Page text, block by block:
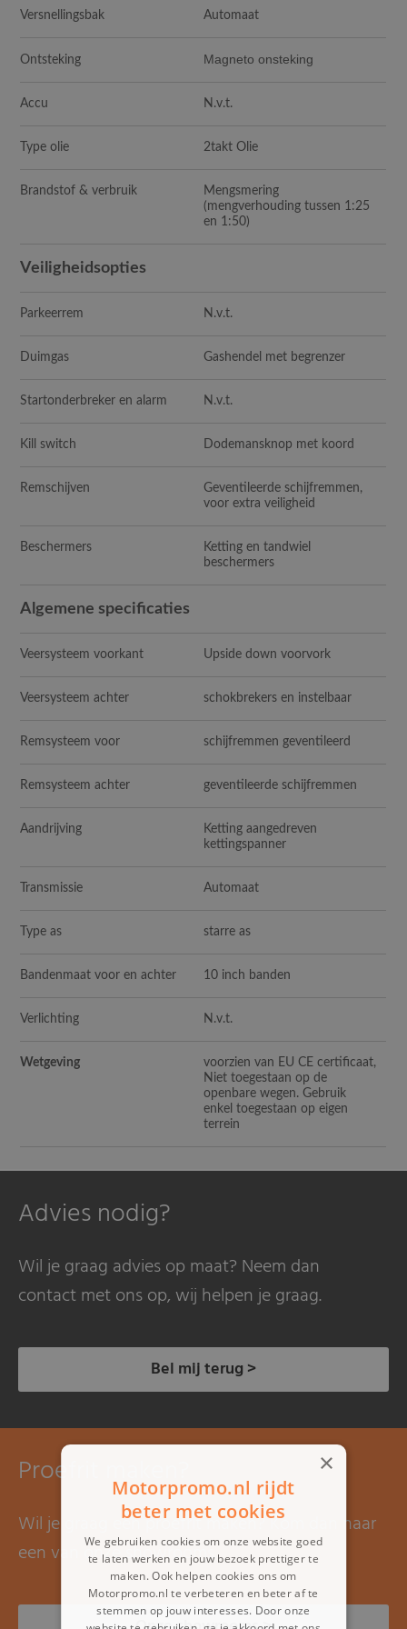
Versnellingsbak Automaat
Ontsteking Magneto onsteking
Accu N.v.t.
Type olie 2takt Olie
Brandstof & verbruik
Mengsmering
(mengverhouding tussen 1:25
en 1:50)
Veiligheidsopties
Parkeerrem N.v.t.
Duimgas Gashendel met begrenzer
Startonderbreker en alarm N.v.t.
Kill switch Dodemansknop met koord
Remschijven
Geventileerde schijfremmen,
voor extra veiligheid
Beschermers
Ketting en tandwiel
beschermers
Algemene specificaties
Veersysteem voorkant Upside down voorvork
Veersysteem achter schokbrekers en instelbaar
Remsysteem voor schijfremmen geventileerd
Remsysteem achter geventileerde schijfremmen
Aandrijving
Ketting aangedreven
kettingspanner
Transmissie Automaat
Type as starre as
Bandenmaat voor en achter 10 inch banden
Verlichting N.v.t.
Wetgeving
voorzien van EU CE certificaat,
Niet toegestaan op de
openbare wegen. Gebruik
enkel toegestaan op eigen
terrein
Advies nodig?
Wil je graag advies op maat? Neem dan
contact met ons op, wij helpen je graag.
Bel mij terug >
Proefrit maken?
Wil je graag een proefrit maken? Kom dan naar
een van onze showrooms.
×
Motorpromo.nl rijdt
beter met cookies
We gebruiken cookies om onze website goed
te laten werken en jouw bezoek prettiger te
maken. Ook helpen cookies ons om
Motorpromo.nl te verbeteren en beter af te
stemmen op jouw interesses. Door onze